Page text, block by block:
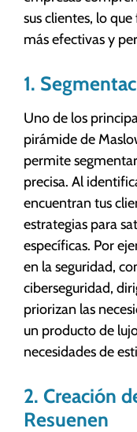
sus clientes, lo
más efectivas y
1.
Uno de los
pirámide de
permite
precisa. Al
encuentran tus
estrategias para
específicas. Por
en la seguridad,
ciberseguridad,
priorizan las
un producto de
necesidades de
2. Creación
Resuenen